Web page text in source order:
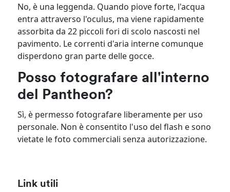
No, è una leggenda. Quando piove forte, l'acqua
entra attraverso l'oculus, ma viene rapidamente
assorbita da 22 piccoli fori di scolo nascosti nel
pavimento. Le correnti d'aria interne comunque
disperdono gran parte delle gocce.
Posso fotografare all'interno
del Pantheon?
Sì, è permesso fotografare liberamente per uso
personale. Non è consentito l'uso del flash e sono
vietate le foto commerciali senza autorizzazione.
Link utili